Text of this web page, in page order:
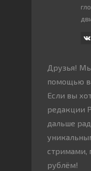
Друзья!
помощью
Если вы
редакции
дальше
стримами,
рублём!